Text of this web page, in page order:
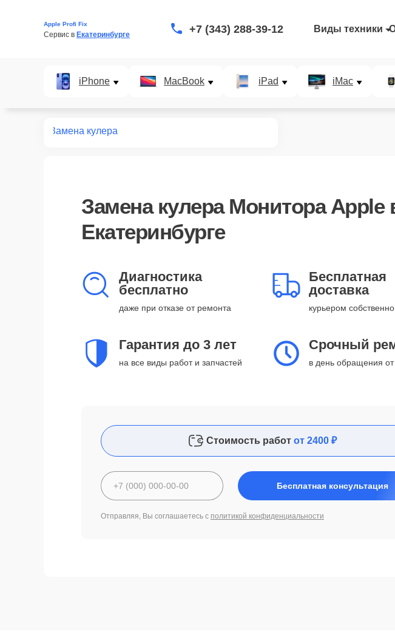
Apple Profi Fix
Сервис в Екатеринбурге +7 (343) 288-39-12 Виды техники
iPhone MacBook iPad iMac
Замена кулера
Замена кулера Монитора Apple
Екатеринбурге
Диагностика
бесплатно
даже при отказе от ремонта
Бесплатная
доставка
курьером
Гарантия до 3 лет
на все виды работ и запчастей
Срочный
в день обращения
Стоимость работ от 2400 ₽
Бесплатная консультация
Отправляя, Вы соглашаетесь с политикой конфиденциальности